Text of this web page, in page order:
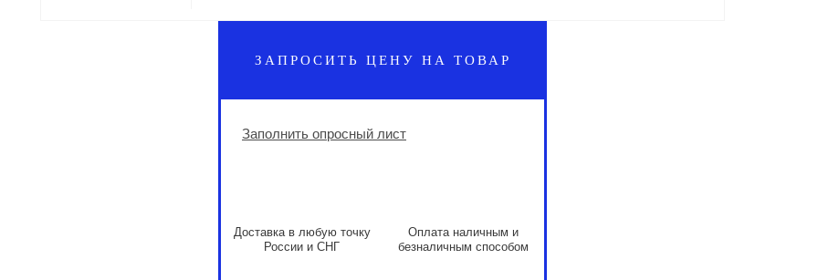
ЗАПРОСИТЬ ЦЕНУ НА ТОВАР
Заполнить опросный лист
Доставка в любую точку
России и СНГ
Оплата наличным и
безналичным способом